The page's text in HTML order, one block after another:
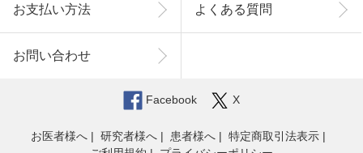
お支払い方法 よくある質問
お問い合わせ
Facebook X
お医者様へ 研究者様へ 患者様へ
特定商取引法表示